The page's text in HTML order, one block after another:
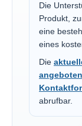
Die
Produkt,
eine
eines
Die
abrufbar.